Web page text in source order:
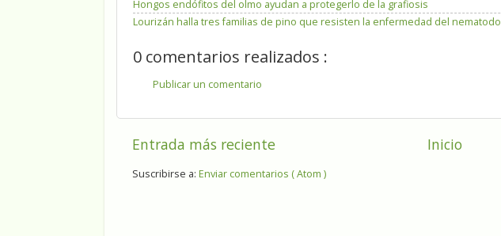
Hongos endófitos del olmo ayudan a protegerlo de la grafiosis
Lourizán halla tres familias de pino que resisten la enfermedad del nematodo
0 comentarios realizados :
Publicar un comentario
Entrada más reciente Inicio
Suscribirse a: Enviar comentarios ( Atom )